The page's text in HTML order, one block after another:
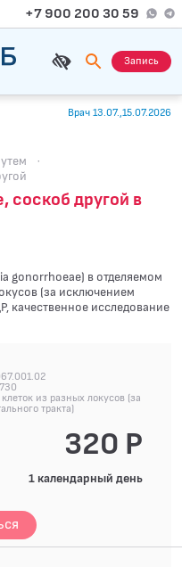
+7 900 200 30 59
Запись
Врач 13.07.,15.07.2026
·
соскоб другой в
gonorrhoeae) в отделяемом
(за исключением
качественное исследование
из разных локусов (за
тракта)
320 Р
1 календарный день